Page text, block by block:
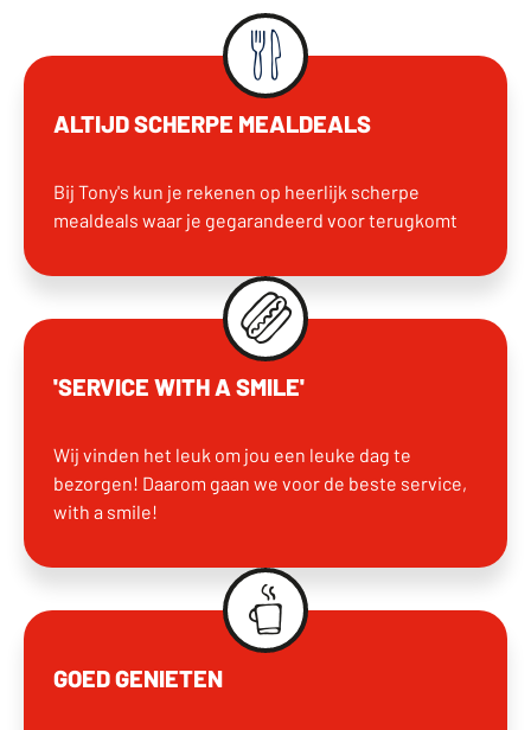
ALTIJD SCHERPE MEALDEALS
Bij Tony's kun je rekenen op heerlijk scherpe
mealdeals waar je gegarandeerd voor terugkomt
'SERVICE WITH A SMILE'
Wij vinden het leuk om jou een leuke dag te
bezorgen! Daarom gaan we voor de beste service,
with a smile!
GOED GENIETEN